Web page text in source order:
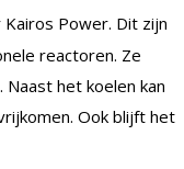
Kairos Power. Dit zijn
reactoren. Ze
het koelen kan
Ook blijft het